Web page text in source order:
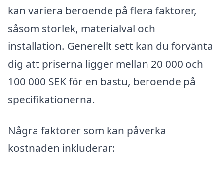
kan variera beroende på flera faktorer,
såsom storlek, materialval och
installation. Generellt sett kan du förvänta
dig att priserna ligger mellan 20 000 och
100 000 SEK för en bastu, beroende på
specifikationerna.
Några faktorer som kan påverka
kostnaden inkluderar: